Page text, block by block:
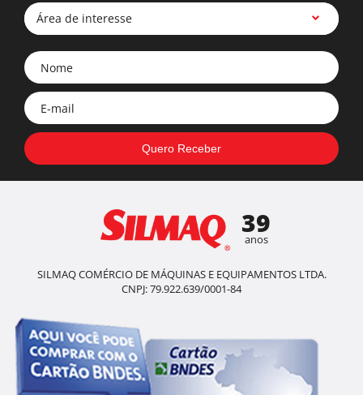
Área de interesse
39
anos
SILMAQ COMÉRCIO DE MÁQUINAS E EQUIPAMENTOS LTDA.
CNPJ: 79.922.639/0001-84